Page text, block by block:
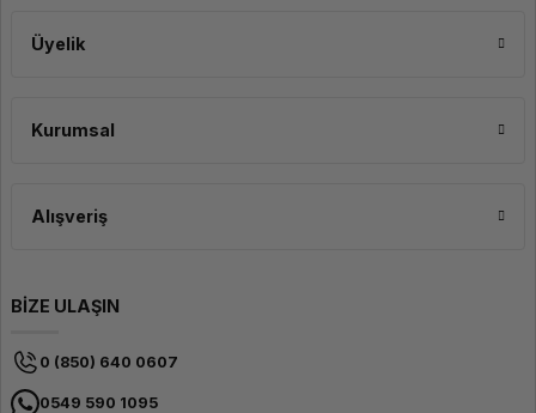
Üyelik
Kurumsal
Alışveriş
BİZE ULAŞIN
0 (850) 640 0607
0549 590 1095